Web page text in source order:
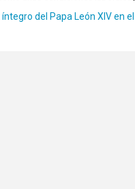
del Papa León XIV en